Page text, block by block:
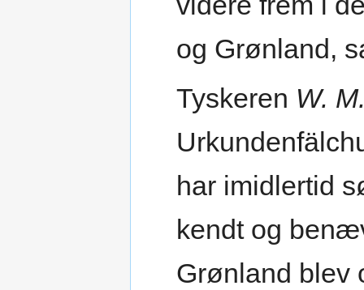
og Grønland,
Tyskeren W.
har imidlertid
kendt og
Grønland blev